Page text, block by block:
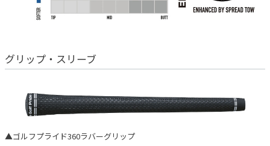
グリップ・スリーブ
▲ゴルフプライド360ラバーグリップ